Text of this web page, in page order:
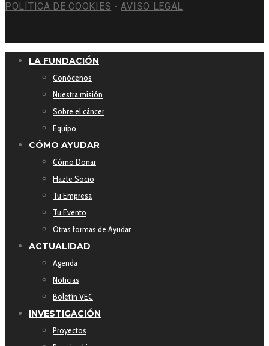
POLÍTICA DE COOKIES -AVISO LEGAL
LA FUNDACIÓN
Conócenos
Nuestra misión
Sobre el cáncer
Equipo
CÓMO AYUDAR
Cómo Donar
Hazte Socio
Tu Empresa
Tu Evento
Otras formas de Ayudar
ACTUALIDAD
Agenda
Noticias
Boletín VEC
INVESTIGACIÓN
Proyectos